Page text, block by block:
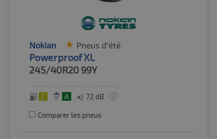
Nokian Pneus d'été
Powerproof XL
245/40R20 99Y
C A 72 dB
Comparer les pneus